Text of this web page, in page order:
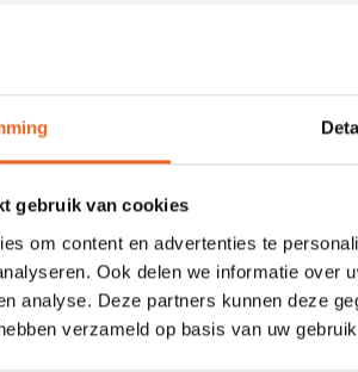
gebruik van cookies
om content en advertenties te
Ook delen we informatie over
analyse. Deze partners kunnen deze
verzameld op basis van uw